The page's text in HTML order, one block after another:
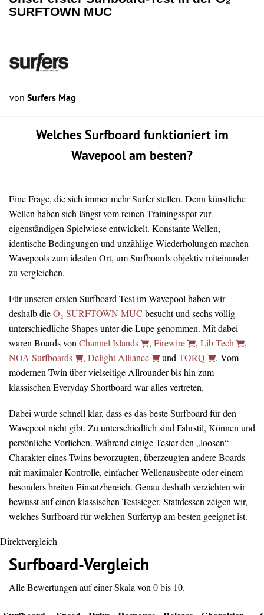
SURFTOWN MUC
von Surfers Mag
Welches Surfboard funktioniert im
Wavepool am besten?
Eine Frage, die sich immer mehr Surfer stellen. Denn künstliche
Wellen haben sich längst vom reinen Trainingsspot zur
eigenständigen Spielwiese entwickelt. Konstante Wellen,
identische Bedingungen und unzählige Wiederholungen machen
Wavepools zum idealen Ort, um Surfboards objektiv miteinander
zu vergleichen.
Für unseren ersten Surfboard Test im Wavepool haben wir
deshalb dieO₂ SURFTOWN MUC besucht und sechs völlig
unterschiedliche Shapes unter die Lupe genommen. Mit dabei
waren Boards von Channel Islands , Firewire , Lib Tech
,
NOA Surfboards
, Delight Alliance und TORQ
. Vom
modernen Twin über vielseitige Allrounder bis hin zum
klassischen Everyday Shortboard war alles vertreten.
Dabei wurde schnell klar, dass es das beste Surfboard für den
Wavepool nicht gibt. Zu unterschiedlich sind Fahrstil, Können und
persönliche Vorlieben. Während einige Tester den „loosen“
Charakter eines Twins bevorzugten, überzeugten andere Boards
mit maximaler Kontrolle, einfacher Wellenausbeute oder einem
besonders breiten Einsatzbereich. Genau deshalb verzichten wir
bewusst auf einen klassischen Testsieger. Stattdessen zeigen wir,
welches Surfboard für welchen Surfertyp am besten geeignet ist.
Direktvergleich
Surfboard-Vergleich
Alle Bewertungen auf einer Skala von 0 bis 10.